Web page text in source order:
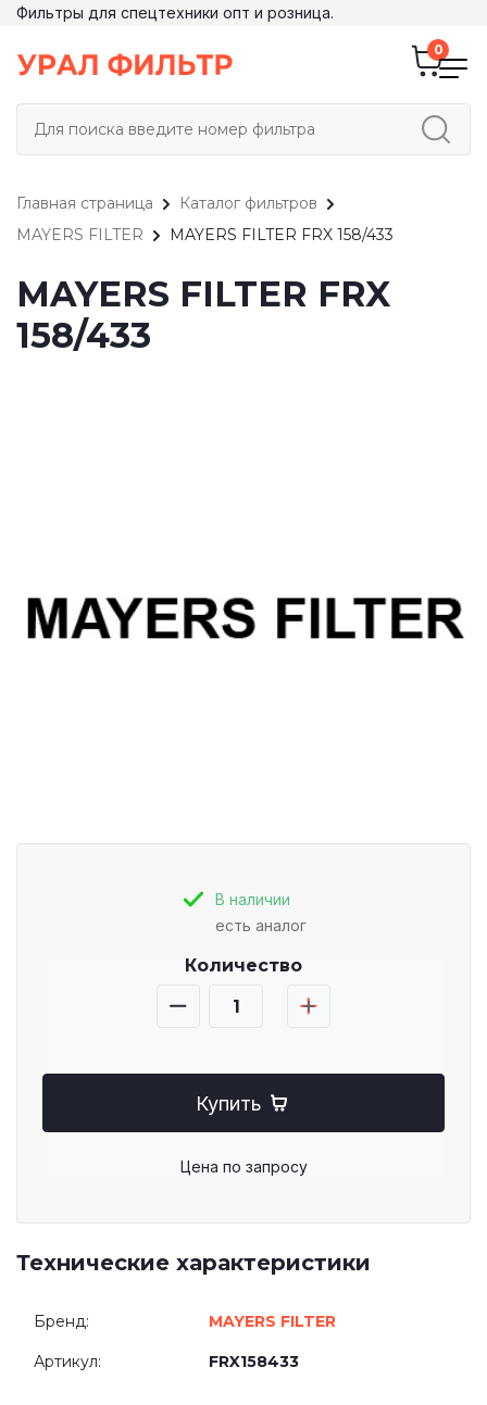
Фильтры для спецтехники опт и розница.
Главная страница
Каталог фильтров
MAYERS FILTER
MAYERS FILTER FRX 158/433
MAYERS FILTER FRX
158/433
В наличии
есть аналог
Количество
Купить
Цена по запросу
Технические характеристики
Бренд: MAYERS FILTER
Артикул: FRX158433